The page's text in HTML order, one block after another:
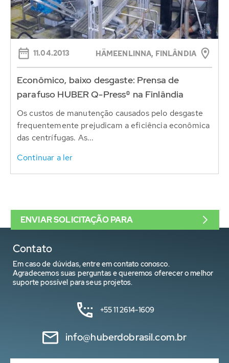
11.04.2013 HÄMEENLINNA, FINLÂNDIA
Econômico, baixo desgaste: Prensa de
parafuso HUBER Q-Press® na Finlândia
Os custos de manutenção causados pelo desgaste
frequentemente prejudicam a eficiência econômica
das centrífugas. As...
Continuar a ler
Contato
Em caso de dúvidas, entre em contato conosco.
Agradecemos suas perguntas e queremos oferecer o melhor
suporte possível para seus projetos.
+55 11 2614-1609
info@huberdobrasil.com.br
ENVIAR SOLICITAÇÃO PARA